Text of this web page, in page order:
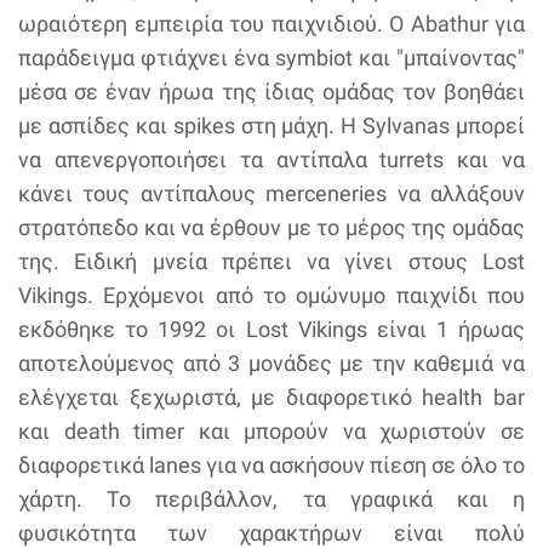
ωραιότερη εμπειρία του παιχνιδιού. Ο Abathur για
παράδειγμα φτιάχνει ένα symbiot και "μπαίνοντας"
μέσα σε έναν ήρωα της ίδιας ομάδας τον βοηθάει
με ασπίδες και spikes στη μάχη. H Sylvanas μπορεί
να απενεργοποιήσει τα αντίπαλα turrets και να
κάνει τους αντίπαλους merceneries να αλλάξουν
στρατόπεδο και να έρθουν με το μέρος της ομάδας
της. Ειδική μνεία πρέπει να γίνει στους Lost
Vikings. Ερχόμενοι από το ομώνυμο παιχνίδι που
εκδόθηκε το 1992 οι Lost Vikings είναι 1 ήρωας
αποτελούμενος από 3 μονάδες με την καθεμιά να
ελέγχεται ξεχωριστά, με διαφορετικό health bar
και death timer και μπορούν να χωριστούν σε
διαφορετικά lanes για να ασκήσουν πίεση σε όλο το
χάρτη. Το περιβάλλον, τα γραφικά και η
φυσικότητα των χαρακτήρων είναι πολύ